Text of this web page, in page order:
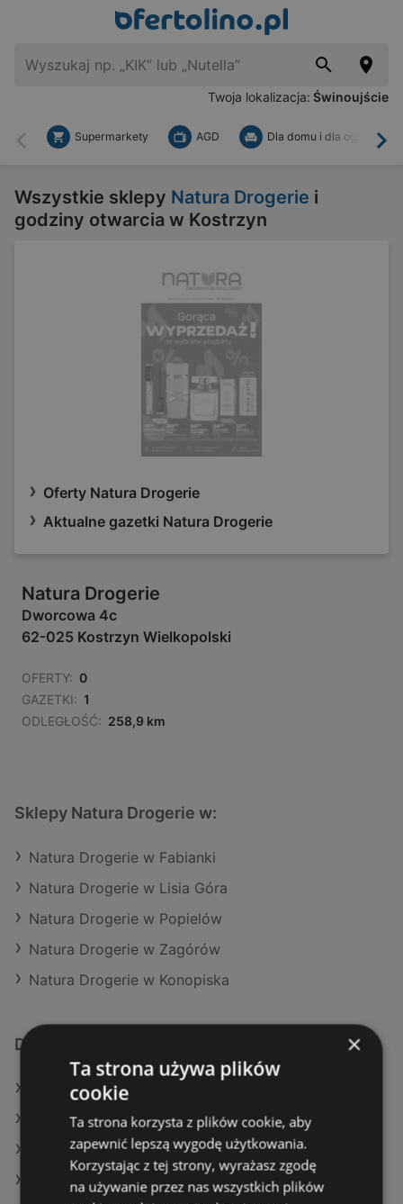
Twoja lokalizacja: Świnoujście
Wstecz
Supermarkety AGD Dla domu i dla ogrodu
Wszystkie sklepy Natura Drogerie i
godziny otwarcia w Kostrzyn
Oferty Natura Drogerie
Aktualne gazetki Natura Drogerie
Natura Drogerie
Dworcowa 4c
62-025 Kostrzyn Wielkopolski
OFERTY: 0
GAZETKI: 1
ODLEGŁOŚĆ: 258,9 km
Sklepy Natura Drogerie w:
Natura Drogerie w Fabianki
Natura Drogerie w Lisia Góra
Natura Drogerie w Popielów
Natura Drogerie w Zagórów
Natura Drogerie w Konopiska
Dodatkowe łącza
Oferty Natura Drogerie
Oferty Hebe
Oferty Drogeria Jasmin
Aktualne gazetki Hebe
×
Ta strona używa plików
cookie
Ta strona korzysta z plików cookie, aby
zapewnić lepszą wygodę użytkowania.
Korzystając z tej strony, wyrażasz zgodę
na używanie przez nas wszystkich plików